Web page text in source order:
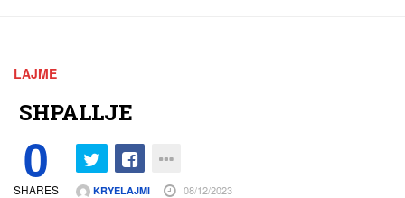
LAJME
SHPALLJE
0
SHARES KRYELAJMI 08/12/2023